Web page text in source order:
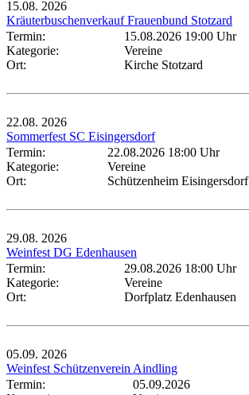
15.08. 2026
Kräuterbuschenverkauf Frauenbund Stotzard
Termin:
15.08.2026 19:00 Uhr
Kategorie:
Vereine
Ort:
Kirche Stotzard
22.08. 2026
Sommerfest SC Eisingersdorf
Termin:
22.08.2026 18:00 Uhr
Kategorie:
Vereine
Ort:
Schützenheim Eisingersdorf
29.08. 2026
Weinfest DG Edenhausen
Termin:
29.08.2026 18:00 Uhr
Kategorie:
Vereine
Ort:
Dorfplatz Edenhausen
05.09. 2026
Weinfest Schützenverein Aindling
Termin:
05.09.2026